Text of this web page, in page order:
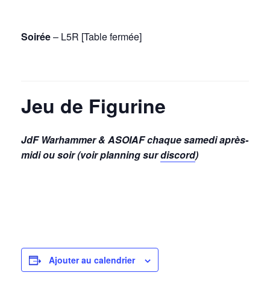
Soirée– L5R [Table fermée]
Jeu de Figurine
JdF Warhammer & ASOIAF chaque samedi après-
midi ou soir (voir planning surdiscord)
Ajouter au calendrier